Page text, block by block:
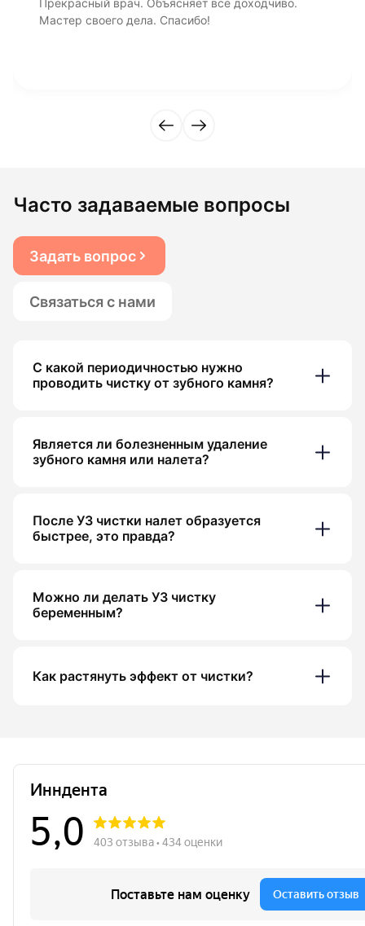
Прекрасный врач. Объясняет все доходчиво.
Мастер своего дела. Спасибо!
Часто задаваемые вопросы
Задать вопрос
Связаться с нами
С какой периодичностью нужно
проводить чистку от зубного камня?
Является ли болезненным удаление
зубного камня или налета?
После УЗ чистки налет образуется
быстрее, это правда?
Можно ли делать УЗ чистку
беременным?
Как растянуть эффект от чистки?